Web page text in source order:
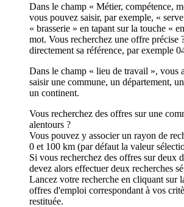
Dans le champ « Métier, compétence,
vous pouvez saisir, par exemple, «
« brasserie » en tapant sur la touche «
mot. Vous recherchez une offre précise
directement sa référence, par exemple
Dans le champ « lieu de travail », vous
saisir une commune, un département,
un continent.
Vous recherchez des offres sur une
alentours ?
Vous pouvez y associer un rayon de
0 et 100 km (par défaut la valeur
Si vous recherchez des offres sur deux
devez alors effectuer deux recherches
Lancez votre recherche en cliquant sur
offres d'emploi correspondant à vos
restituée.